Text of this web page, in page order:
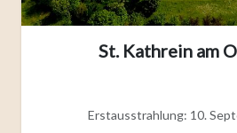
St. Kathrein am
Erstausstrahlung: 10.